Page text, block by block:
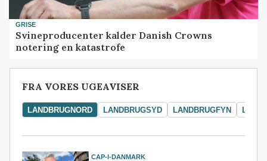
GRISE
Svineproducenter kalder Danish Crowns
notering en katastrofe
FRA VORES UGEAVISER
LANDBRUGNORD LANDBRUGSYD LANDBRUGFYN
CAP-I-DANMARK